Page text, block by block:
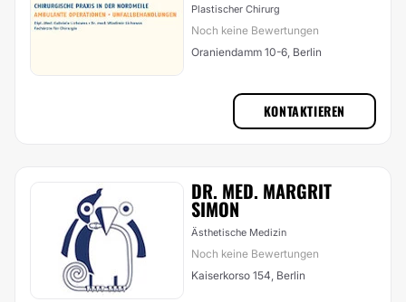
Plastischer Chirurg
Noch keine Bewertungen
Oraniendamm 10-6, Berlin
KONTAKTIEREN
DR. MED. MARGRIT
SIMON
Ästhetische Medizin
Noch keine Bewertungen
Kaiserkorso 154, Berlin